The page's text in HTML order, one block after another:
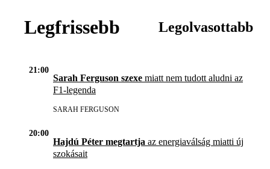
Legfrissebb Legolvasottabb
21:00
Sarah Ferguson szexe miatt nem tudott aludni az
F1-legenda
SARAH FERGUSON
20:00
Hajdú Péter megtartja az energiaválság miatti új
szokásait